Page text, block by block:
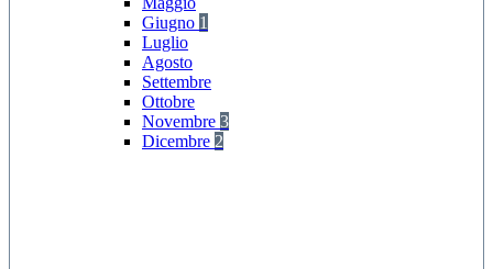
Giugno 1
Luglio
Agosto
Settembre
Ottobre
Novembre 3
Dicembre 2